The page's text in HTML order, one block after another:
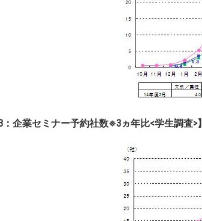
：企業セミナー予約社数※3ヵ年比<学生調査>】